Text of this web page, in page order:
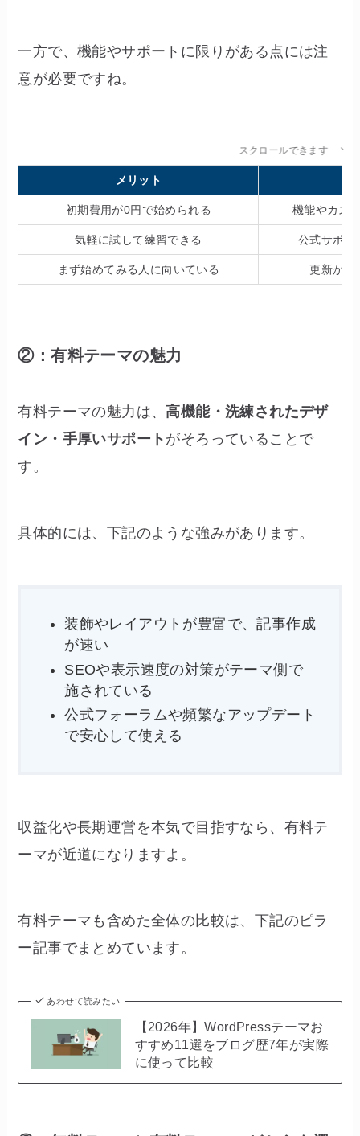
一方で、機能やサポートに限りがある点には注
意が必要ですね。
スクロールできます
メリット
初期費用が0円で始められる 機能やカス
気軽に試して練習できる 公式サポー
まず始めてみる人に向いている 更新が止
②：有料テーマの魅力
有料テーマの魅力は、高機能・洗練されたデザ
イン・手厚いサポート がそろっていることで
す。
具体的には、下記のような強みがあります。
装飾やレイアウトが豊富で、記事作成
が速い
SEOや表示速度の対策がテーマ側で
施されている
公式フォーラムや頻繁なアップデート
で安心して使える
収益化や長期運営を本気で目指すなら、有料テ
ーマが近道になりますよ。
有料テーマも含めた全体の比較は、下記のピラ
ー記事でまとめています。
あわせて読みたい
【2026年】WordPressテーマお
すすめ11選をブログ歴7年が実際
に使って比較